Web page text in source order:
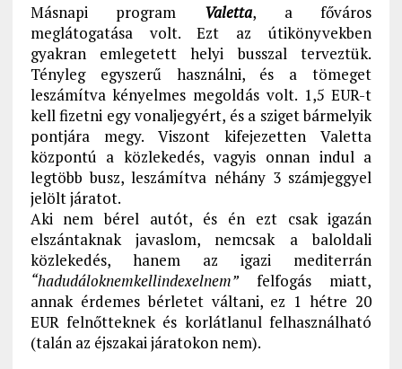
Másnapi program Valetta, a főváros
meglátogatása volt. Ezt az útikönyvekben
gyakran emlegetett helyi busszal terveztük.
Tényleg egyszerű használni, és a tömeget
leszámítva kényelmes megoldás volt. 1,5 EUR-t
kell fizetni egy vonaljegyért, és a sziget bármelyik
pontjára megy. Viszont kifejezetten Valetta
központú a közlekedés, vagyis onnan indul a
legtöbb busz, leszámítva néhány 3 számjeggyel
jelölt járatot.
Aki nem bérel autót, és én ezt csak igazán
elszántaknak javaslom, nemcsak a baloldali
közlekedés, hanem az igazi mediterrán
“hadudáloknemkellindexelnem”felfogás miatt,
annak érdemes bérletet váltani, ez 1 hétre 20
EUR felnőtteknek és korlátlanul felhasználható
(talán az éjszakai járatokon nem).